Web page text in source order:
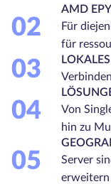
02
AMD
Für
für
03
04
Von
hin zu
05
Server
erweitern